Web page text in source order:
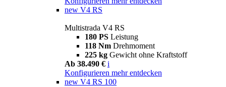
new V4 RS
Multistrada V4 RS
180 PS Leistung
118 Nm Drehmoment
225 kg Gewicht ohne Kraftstoff
Ab 38.490 € i
Konfigurieren mehr entdecken
new V4 RS 100